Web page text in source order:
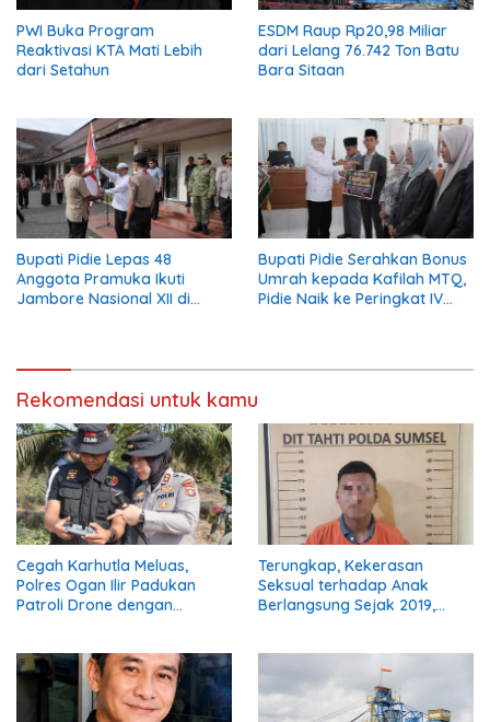
PWI Buka Program
Reaktivasi KTA Mati Lebih
dari Setahun
ESDM Raup Rp20,98 Miliar
dari Lelang 76.742 Ton Batu
Bara Sitaan
Bupati Pidie Lepas 48
Anggota Pramuka Ikuti
Jambore Nasional XII di
Bupati Pidie Serahkan Bonus
Umrah kepada Kafilah MTQ,
Pidie Naik ke Peringkat IV
Rekomendasi untuk kamu
Cegah Karhutla Meluas,
Polres Ogan Ilir Padukan
Patroli Drone dengan
Terungkap, Kekerasan
Seksual terhadap Anak
Berlangsung Sejak 2019,